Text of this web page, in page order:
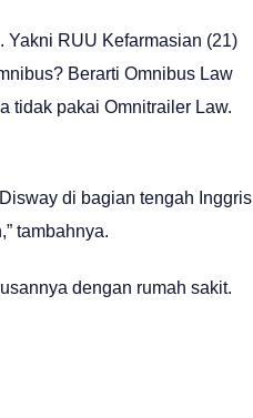
Yakni RUU Kefarmasian (21)
Berarti Omnibus Law
tidak pakai Omnitrailer Law.
di bagian tengah Inggris
tambahnya.
dengan rumah sakit.